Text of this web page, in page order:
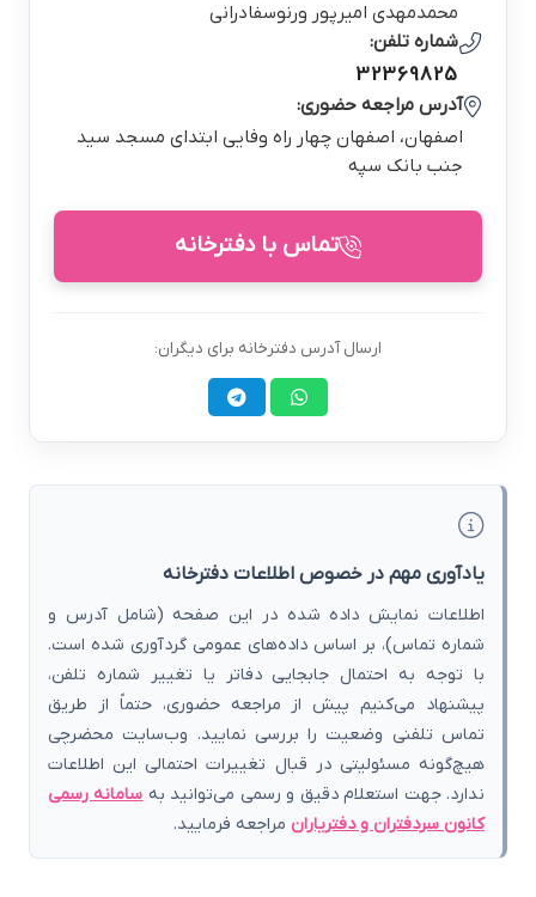
محمدمهدي اميرپور ورنوسفادراني
شماره تلفن:
32369825
آدرس مراجعه حضوری:
اصفهان، اصفهان چهار راه وفایی ابتدای مسجد سید
جنب بانک سپه
تماس با دفترخانه
ارسال آدرس دفترخانه برای دیگران:
یادآوری مهم در خصوص اطلاعات دفترخانه
اطلاعات نمایش داده شده در این صفحه (شامل آدرس و
شماره تماس)، بر اساس داده‌های عمومی گردآوری شده است.
با توجه به احتمال جابجایی دفاتر یا تغییر شماره تلفن،
پیشنهاد می‌کنیم پیش از مراجعه حضوری، حتماً از طریق
تماس تلفنی وضعیت را بررسی نمایید. وب‌سایت محضرچی
هیچ‌گونه مسئولیتی در قبال تغییرات احتمالی این اطلاعات
ندارد. جهت استعلام دقیق و رسمی می‌توانید بهسامانه رسمی
کانون سردفتران و دفتریاران مراجعه فرمایید.